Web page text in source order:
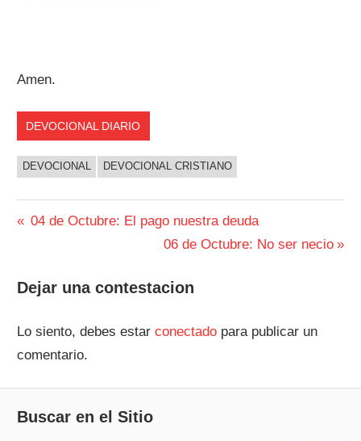
Amen.
DEVOCIONAL DIARIO
DEVOCIONAL DEVOCIONAL CRISTIANO
Navegación
entradas
Entrada
04 de Octubre: El pago nuestra deuda
Siguiente
06 de Octubre: No ser necio
Dejar una contestacion
Lo siento, debes estarconectado para publicar un
comentario.
Buscar en el Sitio